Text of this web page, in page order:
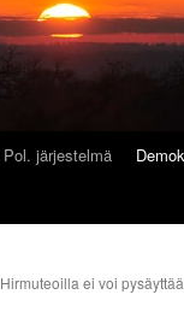
Pol. järjestelmä
Hirmuteoilla ei voi